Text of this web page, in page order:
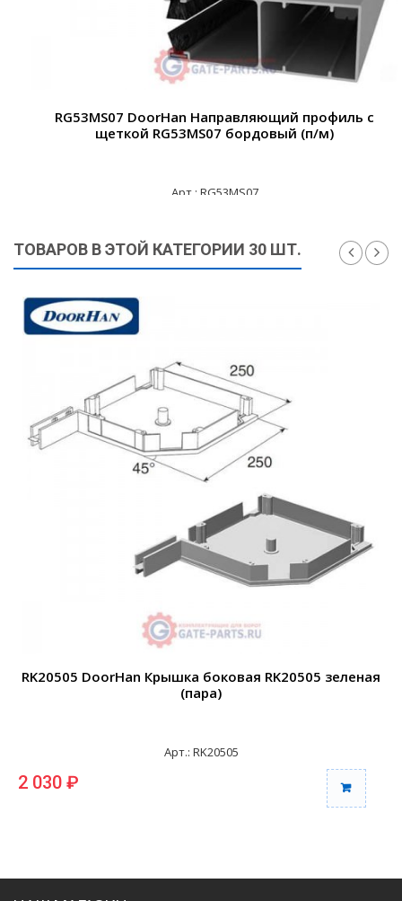
RG53MS07 DoorHan Направляющий профиль с
щеткой RG53MS07 бордовый (п/м)
Арт.: RG53MS07
ТОВАРОВ В ЭТОЙ КАТЕГОРИИ 30 ШТ.
RK20505 DoorHan Крышка боковая RK20505 зеленая
(пара)
Арт.: RK20505
2 030 ₽